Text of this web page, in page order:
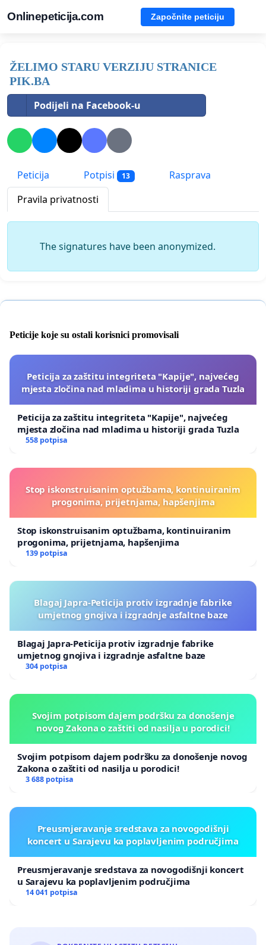
Onlinepeticija.com Započnite peticiju
ŽELIMO STARU VERZIJU STRANICE
PIK.BA
Podijeli na Facebook-u
Peticija Potpisi 13
Rasprava
Pravila privatnosti
The signatures have been anonymized.
Peticije koje su ostali korisnici promovisali
Peticija za zaštitu integriteta "Kapije", najvećeg
mjesta zločina nad mladima u historiji grada Tuzla
Peticija za zaštitu integriteta "Kapije", najvećeg
mjesta zločina nad mladima u historiji grada Tuzla
558 potpisa
Stop iskonstruisanim optužbama, kontinuiranim
progonima, prijetnjama, hapšenjima
Stop iskonstruisanim optužbama, kontinuiranim
progonima, prijetnjama, hapšenjima
139 potpisa
Blagaj Japra-Peticija protiv izgradnje fabrike
umjetnog gnojiva i izgradnje asfaltne baze
Blagaj Japra-Peticija protiv izgradnje fabrike
umjetnog gnojiva i izgradnje asfaltne baze
304 potpisa
Svojim potpisom dajem podršku za donošenje
novog Zakona o zaštiti od nasilja u porodici!
Svojim potpisom dajem podršku za donošenje novog
Zakona o zaštiti od nasilja u porodici!
3 688 potpisa
Preusmjeravanje sredstava za novogodišnji
koncert u Sarajevu ka poplavljenim područjima
Preusmjeravanje sredstava za novogodišnji koncert
u Sarajevu ka poplavljenim područjima
14 041 potpisa